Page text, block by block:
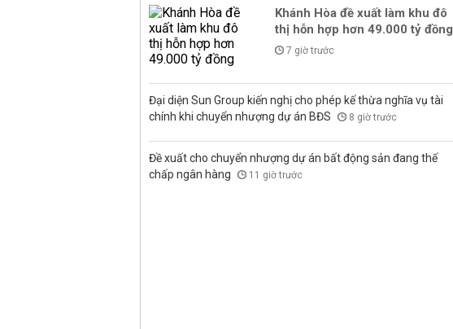
Khánh Hòa đề xuất làm khu đô
thị hỗn hợp hơn 49.000 tỷ đồng
7 giờ trước
Đại diện Sun Group kiến nghị cho phép kế thừa nghĩa vụ tài
chính khi chuyển nhượng dự án BĐS
8 giờ trước
Đề xuất cho chuyển nhượng dự án bất động sản đang thế
chấp ngân hàng
11 giờ trước